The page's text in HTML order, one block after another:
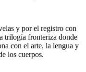
y por el registro con
trilogía fronteriza donde
con el arte, la lengua y
los cuerpos.